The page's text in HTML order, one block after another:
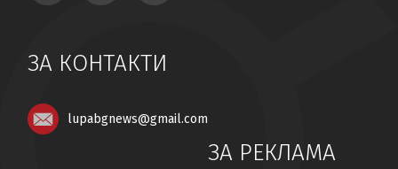
ЗА КОНТАКТИ
lupabgnews@gmail.com
ЗА РЕКЛАМА